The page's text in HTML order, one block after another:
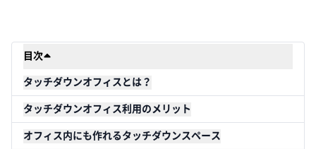
目次
タッチダウンオフィスとは？
タッチダウンオフィス利用のメリット
オフィス内にも作れるタッチダウンスペース